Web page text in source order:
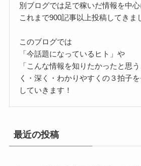
別ブログでは足で稼いだ情報を中心
これまで900記事以上投稿してきま
このブログでは
「今話題になっているヒト」や
「こんな情報を知りたかったと思
く・深く・わかりやすくの３拍子
していきます！
最近の投稿